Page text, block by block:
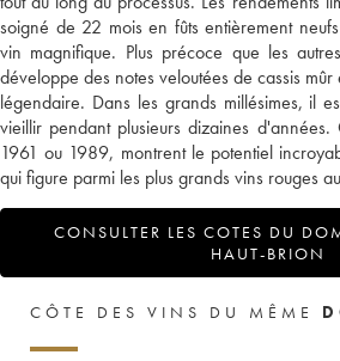
soigné de 22 mois en fûts entièrement
vin magnifique. Plus précoce que les
développe des notes veloutées de cassis
légendaire. Dans les grands millésimes, il
vieillir pendant plusieurs dizaines d'années.
1961 ou 1989, montrent le potentiel
qui figure parmi les plus grands vins rouges
CONSULTER LES COTES DU
HAUT-BRION
CÔTE DES VINS DU MÊME